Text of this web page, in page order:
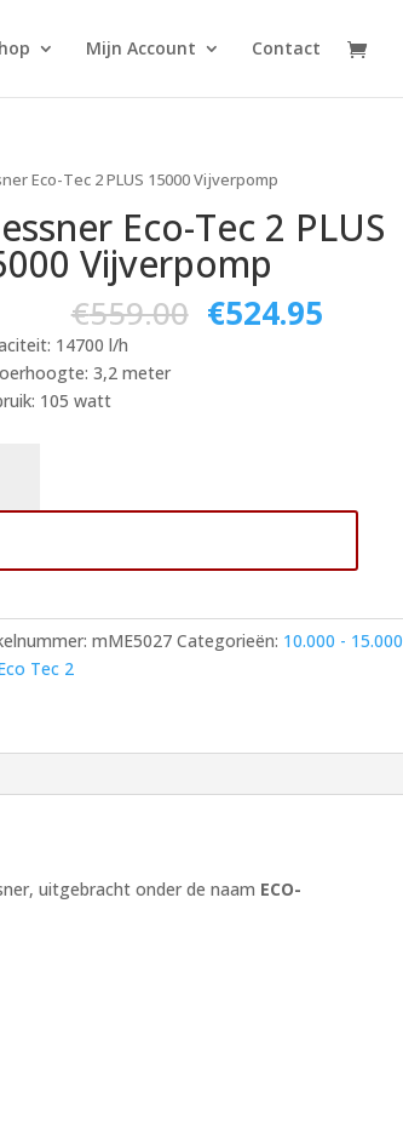
Mijn Account Contact
Eco-Tec 2 PLUS 15000 Vijverpomp
Eco-Tec 2 PLUS
Vijverpomp
€559.00 €524.95
14700 l/h
3,2 meter
105 watt
mME5027 Categorieën: 10.000 - 15.000
Tec 2
uitgebracht onder de naam ECO-